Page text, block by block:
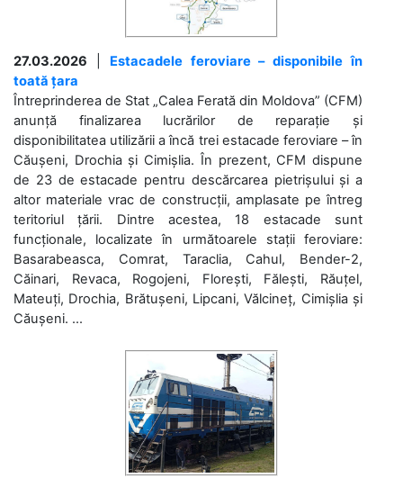
27.03.2026
Estacadele feroviare – disponibile în
toată țara
Întreprinderea de Stat „Calea Ferată din Moldova” (CFM)
anunță finalizarea lucrărilor de reparație și
disponibilitatea utilizării a încă trei estacade feroviare – în
Căușeni, Drochia și Cimișlia. În prezent, CFM dispune
de 23 de estacade pentru descărcarea pietrișului și a
altor materiale vrac de construcții, amplasate pe întreg
teritoriul țării. Dintre acestea, 18 estacade sunt
funcționale, localizate în următoarele stații feroviare:
Basarabeasca, Comrat, Taraclia, Cahul, Bender-2,
Căinari, Revaca, Rogojeni, Florești, Fălești, Răuțel,
Mateuți, Drochia, Brătușeni, Lipcani, Vălcineț, Cimișlia și
Căușeni. ...